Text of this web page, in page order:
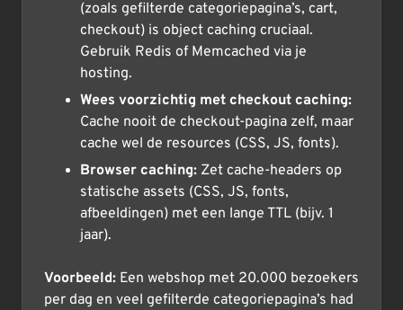
(zoals gefilterde categoriepagina’s, cart,
checkout) is object caching cruciaal.
Gebruik Redis of Memcached via je
hosting.
Wees voorzichtig met checkout caching:
Cache nooit de checkout-pagina zelf, maar
cache wel de resources (CSS, JS, fonts).
Browser caching: Zet cache-headers op
statische assets (CSS, JS, fonts,
afbeeldingen) met een lange TTL (bijv. 1
jaar).
Voorbeeld: Een webshop met 20.000 bezoekers
per dag en veel gefilterde categoriepagina’s had